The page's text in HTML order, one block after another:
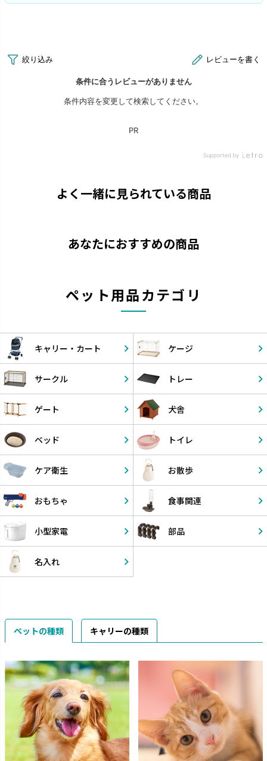
よく一緒に見られている商品
あなたにおすすめの商品
ペット用品カテゴリ
キャリー・ カート ケージ
サークル トレー
ゲート 犬舎
ベッド トイレ
ケア衛生 お散歩
おもちゃ 食事関連
小型家電 部品
名入れ
ペットの種類 キャリーの種類